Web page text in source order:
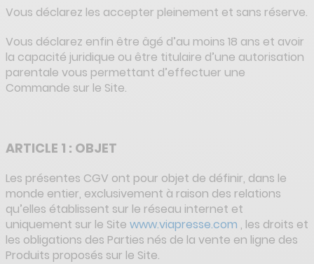
Vous déclarez les accepter pleinement et sans réserve.
Vous déclarez enfin être âgé d’au moins 18 ans et avoir
la capacité juridique ou être titulaire d’une autorisation
parentale vous permettant d’effectuer une
Commande sur le Site.
ARTICLE 1 : OBJET
Les présentes CGV ont pour objet de définir, dans le
monde entier, exclusivement à raison des relations
qu’elles établissent sur le réseau internet et
uniquement sur le Site www.viapresse.com , les droits et
les obligations des Parties nés de la vente en ligne des
Produits proposés sur le Site.